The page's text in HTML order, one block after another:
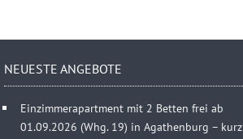
NEUESTE ANGEBOTE
Einzimmerapartment mit 2 Betten frei ab
01.09.2026 (Whg. 19) in Agathenburg – kurz